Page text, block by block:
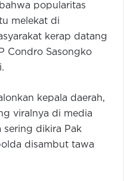
popularitas
melekat di
kerap datang
Condro Sasongko
kepala daerah,
viralnya di media
sering dikira Pak
disambut tawa